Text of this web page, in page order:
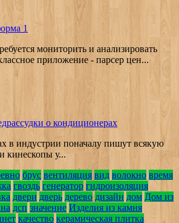
1
мониторить и анализировать
приложение - парсер цен...
о кондиционерах
в индустрии поначалу пишут всякую
кинескопы у...
брус вентиляция вид волокно время
гвоздь генератор гидроизоляция
двери дверь дерево дизайн дом Дом из
дсп значение Изделия из камня
качество керамическая плитка